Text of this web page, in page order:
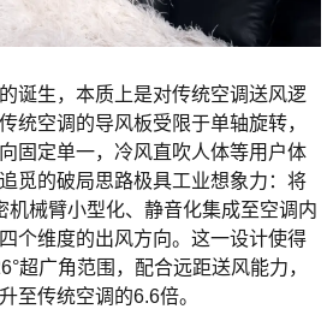
诞生，本质上是对传统空调送风逻
统空调的导风板受限于单轴旋转，
固定单一，冷风直吹人体等用户体
觅的破局思路极具工业想象力：将
机械臂小型化、静音化集成至空调内
个维度的出风方向。这一设计使得
超广角范围，配合远距送风能力，
至传统空调的6.6倍。